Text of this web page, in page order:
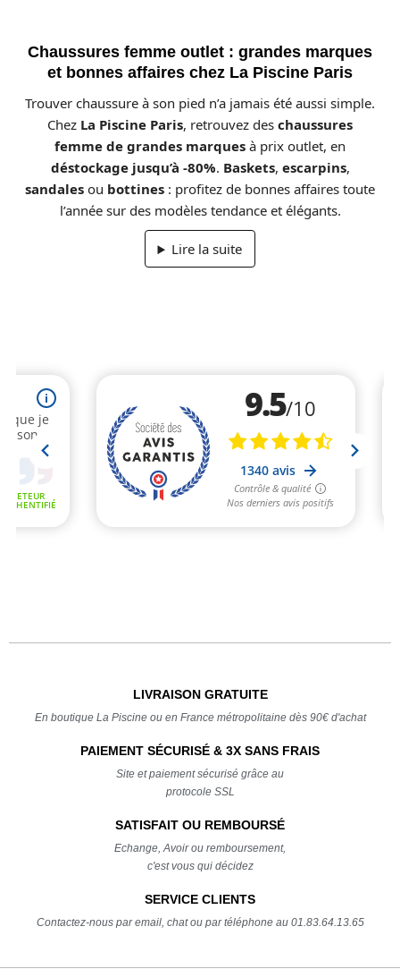
Chaussures femme outlet : grandes marques
et bonnes affaires chez La Piscine Paris
Trouver chaussure à son pied n’a jamais été aussi simple.
Chez La Piscine Paris, retrouvez des chaussures
femme de grandes marques à prix outlet, en
déstockage jusqu’à -80%. Baskets, escarpins,
sandales ou bottines : profitez de bonnes affaires toute
l’année sur des modèles tendance et élégants.
Lire la suite
LIVRAISON GRATUITE
En boutique La Piscine ou en France métropolitaine dès 90€ d'achat
PAIEMENT SÉCURISÉ & 3X SANS FRAIS
Site et paiement sécurisé grâce au
protocole SSL
SATISFAIT OU REMBOURSÉ
Echange, Avoir ou remboursement,
c'est vous qui décidez
SERVICE CLIENTS
Contactez-nous par email, chat ou par téléphone au 01.83.64.13.65